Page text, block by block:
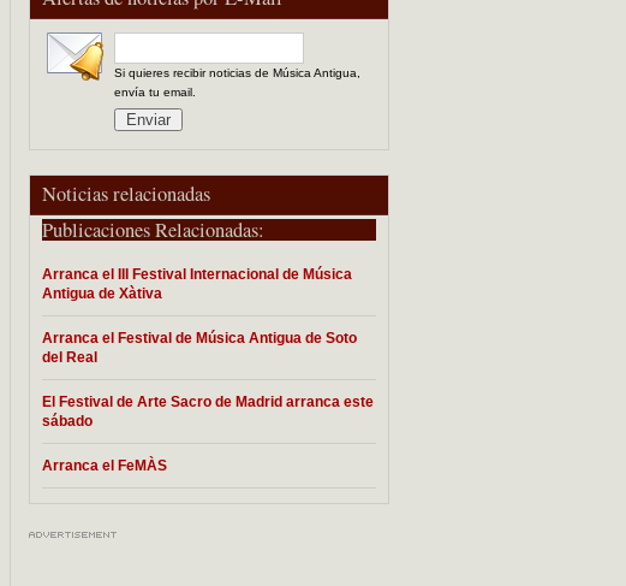
Si quieres recibir noticias de Música Antigua,
envía tu email.
Noticias relacionadas
Publicaciones Relacionadas:
Arranca el III Festival Internacional de Música
Antigua de Xàtiva
Arranca el Festival de Música Antigua de Soto
del Real
El Festival de Arte Sacro de Madrid arranca este
sábado
Arranca el FeMÀS